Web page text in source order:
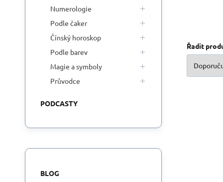
Řadit
Numerologie
Podle čaker
Čínský horoskop
Podle barev
Magie a symboly
Průvodce
PODCASTY
BLOG